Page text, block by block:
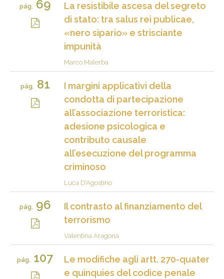
pág.69
La resistibile ascesa del segreto
di stato: tra salus rei publicae,
«nero sipario» e strisciante
impunità
Marco Malerba
pág.81
I margini applicativi della
condotta di partecipazione
all’associazione terroristica:
adesione psicologica e
contributo causale
all’esecuzione del programma
criminoso
Luca D'Agostino
pág.96
Il contrasto al finanziamento del
terrorismo
Valentina Aragona
pág. 107
Le modifiche agli artt. 270-quater
e quinquies del codice penale